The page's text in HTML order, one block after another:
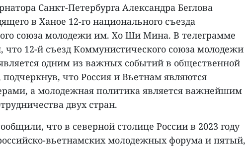
Санкт-Петербурга Александра Беглова
в Ханое 12-го национального съезда
союза молодежи им. Хо Ши Мина. В телеграмме
что 12-й съезд Коммунистического союза молодежи
одним из важных событий в общественной
что Россия и Вьетнам являются
а молодежная политика является важнейшим
двух стран.
что в северной столице России в 2023 году
вьетнамских молодежных форума и пятый,